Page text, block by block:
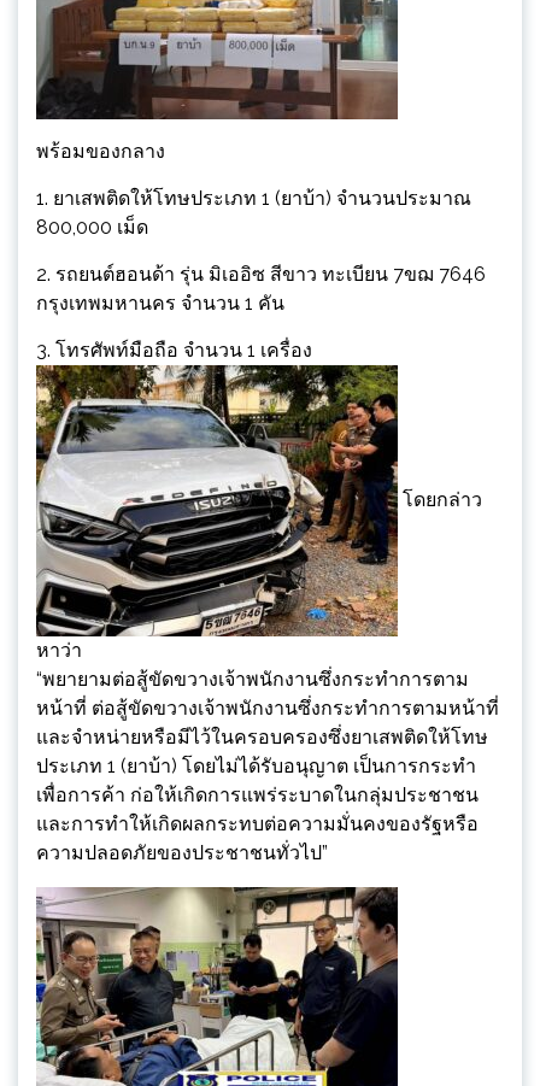
พร้อมของกลาง
1. ยาเสพติดให้โทษประเภท 1 (ยาบ้า) จำนวนประมาณ
800,000 เม็ด
2. รถยนต์ฮอนด้า รุ่น มิเออิซ สีขาว ทะเบียน 7ขฌ 7646
กรุงเทพมหานคร จำนวน 1 คัน
3. โทรศัพท์มือถือ จำนวน 1 เครื่อง
โดยกล่าว
หาว่า
“พยายามต่อสู้ขัดขวางเจ้าพนักงานซึ่งกระทำการตาม
หน้าที่ ต่อสู้ขัดขวางเจ้าพนักงานซึ่งกระทำการตามหน้าที่
และจำหน่ายหรือมีไว้ในครอบครองซึ่งยาเสพติดให้โทษ
ประเภท 1 (ยาบ้า) โดยไม่ได้รับอนุญาต เป็นการกระทำ
เพื่อการค้า ก่อให้เกิดการแพร่ระบาดในกลุ่มประชาชน
และการทำให้เกิดผลกระทบต่อความมั่นคงของรัฐหรือ
ความปลอดภัยของประชาชนทั่วไป”